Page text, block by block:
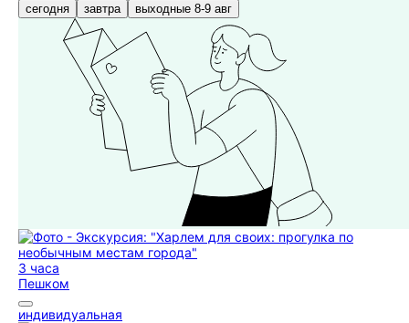
сегодня завтра выходные 8-9 авг
3 часа
Пешком
индивидуальная